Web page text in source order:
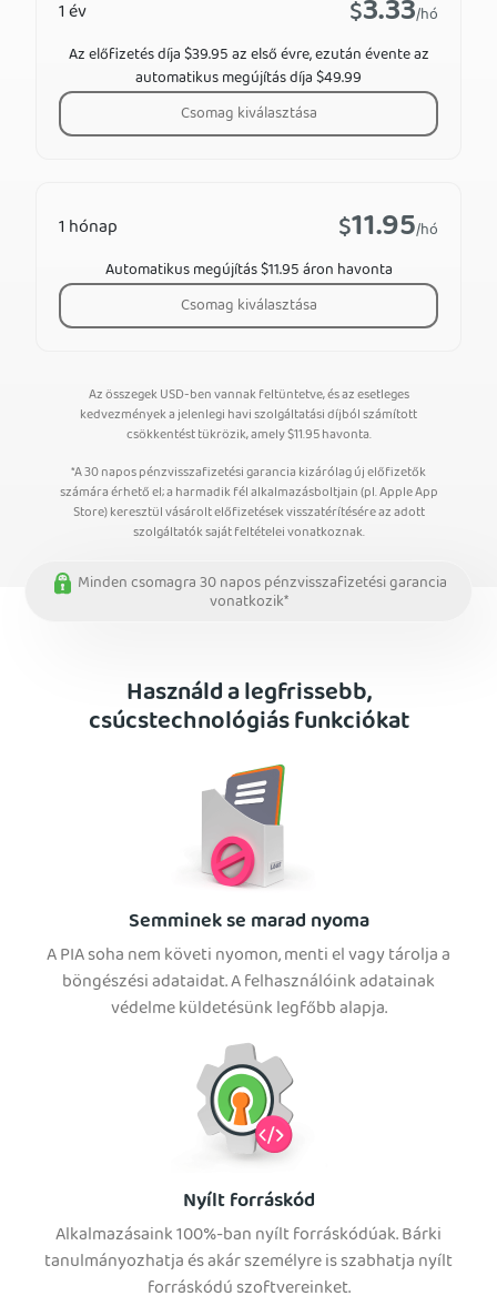
1 hónap $11.95/hó
Automatikus megújítás $11.95 áron havonta
Csomag kiválasztása
1 év $3.33/hó
Az előfizetés díja $39.95 az első évre, ezután évente az
automatikus megújítás díja $49.99
Csomag kiválasztása
Az összegek USD-ben vannak feltüntetve, és az esetleges
kedvezmények a jelenlegi havi szolgáltatási díjból számított
csökkentést tükrözik, amely$11.95havonta.
*A 30 napos pénzvisszafizetési garancia kizárólag új előfizetők
számára érhető el; a harmadik fél alkalmazásboltjain (pl. Apple App
Store) keresztül vásárolt előfizetések visszatérítésére az adott
szolgáltatók saját feltételei vonatkoznak.
Minden csomagra 30 napos pénzvisszafizetési garancia
vonatkozik*
Használd a legfrissebb,
csúcstechnológiás funkciókat
Semminek se marad nyoma
A PIA soha nem követi nyomon, menti el vagy tárolja a
böngészési adataidat. A felhasználóink adatainak
védelme küldetésünk legfőbb alapja.
Nyílt forráskód
Alkalmazásaink 100%-ban nyílt forráskódúak. Bárki
tanulmányozhatja és akár személyre is szabhatja nyílt
forráskódú szoftvereinket.